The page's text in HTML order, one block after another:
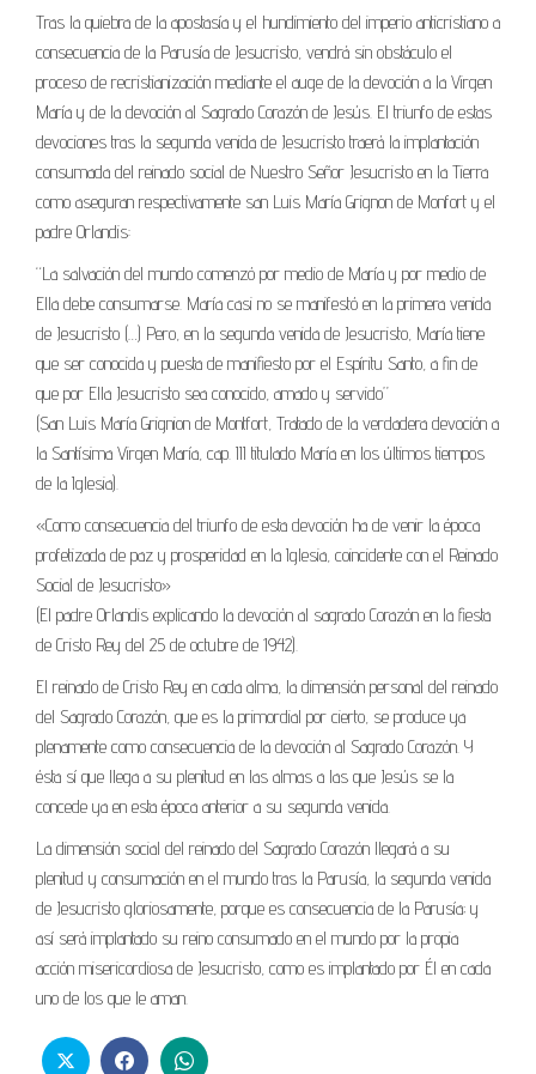
Tras la quiebra de la apostasía y el hundimiento del imperio anticristiano a
consecuencia de la Parusía de Jesucristo, vendrá sin obstáculo el
proceso de recristianización mediante el auge de la devoción a la Virgen
María y de la devoción al Sagrado Corazón de Jesús. El triunfo de estas
devociones tras la segunda venida de Jesucristo traerá la implantación
consumada del reinado social de Nuestro Señor Jesucristo en la Tierra
como aseguran respectivamente san Luis María Grignon de Monfort y el
padre Orlandis:
“La salvación del mundo comenzó por medio de María y por medio de
Ella debe consumarse. María casi no se manifestó en la primera venida
de Jesucristo (…) Pero, en la segunda venida de Jesucristo, María tiene
que ser conocida y puesta de manifiesto por el Espíritu Santo, a fin de
que por Ella Jesucristo sea conocido, amado y servido”
(San Luis María Grignion de Montfort, Tratado de la verdadera devoción a
la Santísima Virgen María, cap. III titulado María en los últimos tiempos
de la Iglesia).
«Como consecuencia del triunfo de esta devoción ha de venir la época
profetizada de paz y prosperidad en la Iglesia, coincidente con el Reinado
Social de Jesucristo»
(El padre Orlandis explicando la devoción al sagrado Corazón en la fiesta
de Cristo Rey del 25 de octubre de 1942).
El reinado de Cristo Rey en cada alma, la dimensión personal del reinado
del Sagrado Corazón, que es la primordial por cierto, se produce ya
plenamente como consecuencia de la devoción al Sagrado Corazón. Y
ésta sí que llega a su plenitud en las almas a las que Jesús se la
concede ya en esta época anterior a su segunda venida.
La dimensión social del reinado del Sagrado Corazón llegará a su
plenitud y consumación en el mundo tras la Parusía, la segunda venida
de Jesucristo gloriosamente, porque es consecuencia de la Parusía; y
así será implantado su reino consumado en el mundo por la propia
acción misericordiosa de Jesucristo, como es implantado por Él en cada
uno de los que le aman.